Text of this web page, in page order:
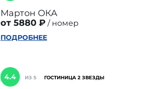
Мартон ОКА
от 5880 ₽
номер
ПОДРОБНЕЕ
4.4 ИЗ 5 ГОСТИНИЦА 2 ЗВЕЗДЫ